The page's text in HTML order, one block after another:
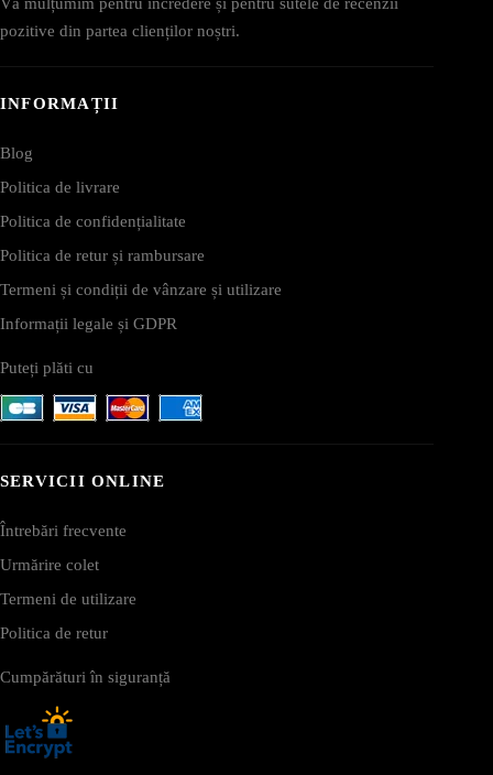
pozitive din partea clienților noștri.
INFORMAȚII
Blog
Politica de livrare
Politica de confidențialitate
Politica de retur și rambursare
Termeni și condiții de vânzare și utilizare
Informații legale și GDPR
Puteți plăti cu
SERVICII ONLINE
Întrebări frecvente
Urmărire colet
Termeni de utilizare
Politica de retur
Cumpărături în siguranță